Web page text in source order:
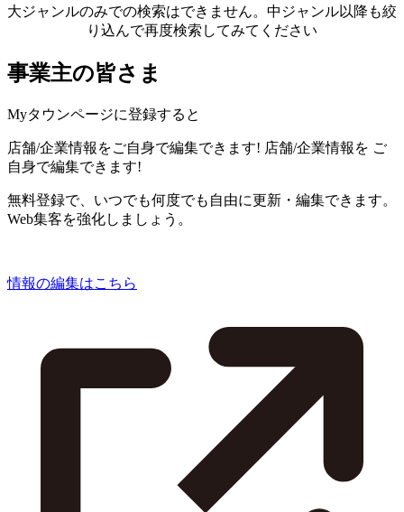
大ジャンルのみでの検索はできません。中ジャンル以降も絞
り込んで再度検索してみてください
事業主の皆さま
Myタウンページに登録すると
店舗/企業情報をご自身で編集できます! 店舗/企業情報を ご
自身で編集できます!
無料登録で、いつでも何度でも自由に更新・編集できます。
Web集客を強化しましょう。
情報の編集はこちら